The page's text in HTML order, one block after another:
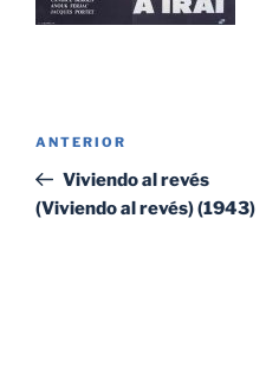
entradas
Entrada
anterior:
ANTERIOR
Viviendo al revés
(Viviendo al revés) (1943)